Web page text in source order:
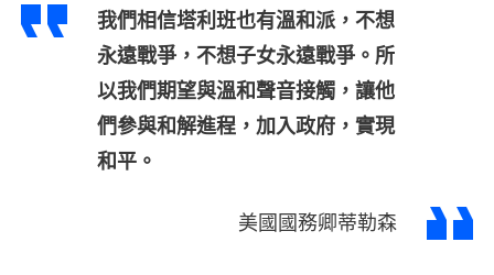
我們相信塔利班也有溫和派，不想
永遠戰爭，不想子女永遠戰爭。所
以我們期望與溫和聲音接觸，讓他
們參與和解進程，加入政府，實現
和平。
美國國務卿蒂勒森